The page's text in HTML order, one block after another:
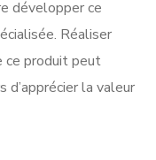
développer ce
Réaliser
ce produit peut
la valeur